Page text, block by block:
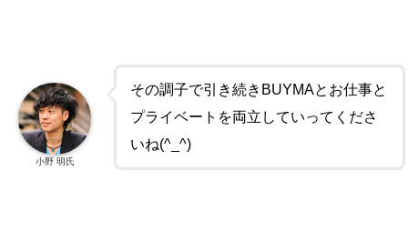
その調子で引き続きBUYMAとお仕事と
プライベートを両立していってくださ
いね(^_^)
小野 明氏